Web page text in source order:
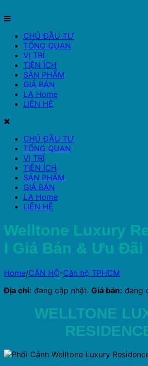
CHỦ ĐẦU TƯ
TỔNG QUAN
VỊ TRÍ
TIỆN ÍCH
SẢN PHẨM
GIÁ BÁN
LA Home
LIÊN HỆ
CHỦ ĐẦU TƯ
TỔNG QUAN
VỊ TRÍ
TIỆN ÍCH
SẢN PHẨM
GIÁ BÁN
LA Home
LIÊN HỆ
Skip
to
content
Welltone Luxury
l Giá Bán & Ưu Đãi
Home/CĂN HỘ-Căn hộ TPHCM
Địa chỉ: đang cập nhật. Giá bán: đang
WELLTONE